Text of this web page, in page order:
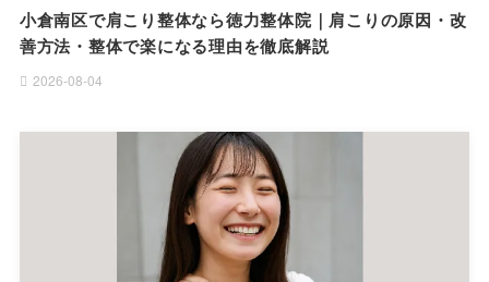
小倉南区で肩こり整体なら徳力整体院｜肩こりの原因・改
善方法・整体で楽になる理由を徹底解説
2026-08-04